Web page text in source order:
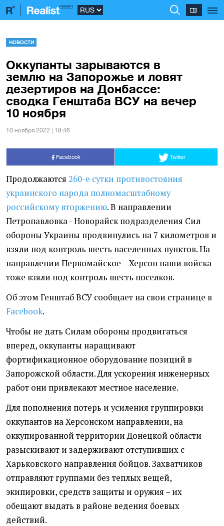
НОВОСТИ
Оккупанты зарываются в
землю на Запорожье и ловят
дезертиров на Донбассе:
сводка Генштаба ВСУ на вечер
10 ноября
10 ноября 2022 | 18:46
Facebook Twitter
Продолжаются 260-е сутки противостояния
украинского народа полномасштабному
российскому вторжению. В направлении
Петропавловка - Новорайск подразделения Сил
обороны Украины продвинулись на 7 километров и
взяли под контроль шесть населенных пунктов. На
направлении Первомайское – Херсон наши войска
тоже взяли под контроль шесть поселков.
Об этом Генштаб ВСУ сообщает на свои странице в
Facebook.
Чтобы не дать Силам обороны продвигаться
вперед, оккупанты наращивают
фортификационное оборудование позиций в
Запорожской области. Для ускорения инженерных
работ они привлекают местное население.
Для пополнения потерь и усиления группировки
оккупантов на Херсонском направлении, на
оккупированной территории Донецкой области
разыскивают и задерживают отступивших с
Харьковского направления бойцов. Захватчиков
отправляют группами без теплых вещей,
экипировки, средств защиты и оружия – их
обещают выдать в районе ведения боевых
действий.